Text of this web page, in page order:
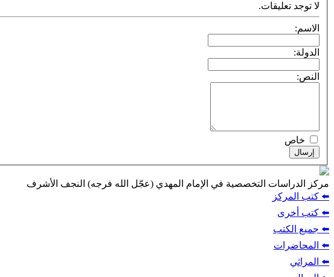
لا توجد تعليقات.
الاسم:
الدولة:
النص:
خاص
إرسال
مركز الدراسات التخصصية في الإمام المهدي (عجّل الله فرجه) النجف الأشرف
⬅️ كتب المركز
⬅️ كتب أخرى
⬅️ جميع الكتب
⬅️ المحاضرات
⬅️ المراثي